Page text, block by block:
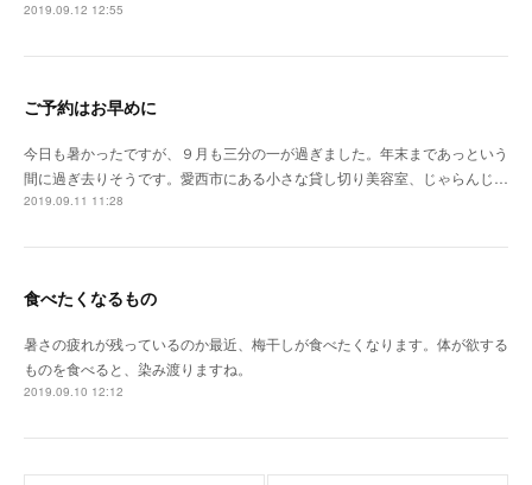
2019.09.12 12:55
ご予約はお早めに
今日も暑かったですが、９月も三分の一が過ぎました。年末まであっという
間に過ぎ去りそうです。愛西市にある小さな貸し切り美容室、じゃらんじ…
2019.09.11 11:28
食べたくなるもの
暑さの疲れが残っているのか最近、梅干しが食べたくなります。体が欲する
ものを食べると、染み渡りますね。
2019.09.10 12:12